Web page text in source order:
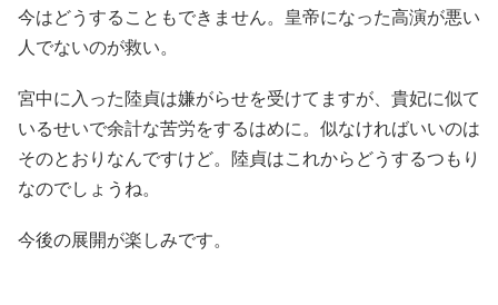
今はどうすることもできません。皇帝になった高演が悪い
人でないのが救い。
宮中に入った陸貞は嫌がらせを受けてますが、貴妃に似て
いるせいで余計な苦労をするはめに。似なければいいのは
そのとおりなんですけど。陸貞はこれからどうするつもり
なのでしょうね。
今後の展開が楽しみです。